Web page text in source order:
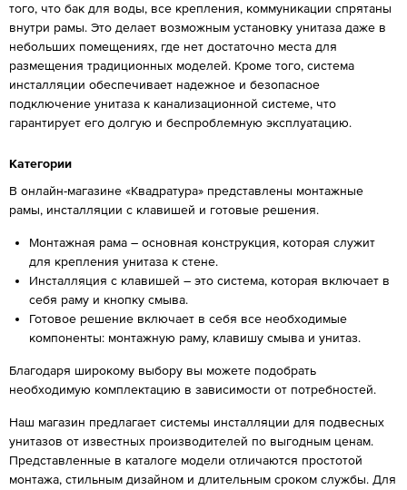
того, что бак для воды, все крепления, коммуникации спрятаны
внутри рамы. Это делает возможным установку унитаза даже в
небольших помещениях, где нет достаточно места для
размещения традиционных моделей. Кроме того, система
инсталляции обеспечивает надежное и безопасное
подключение унитаза к канализационной системе, что
гарантирует его долгую и беспроблемную эксплуатацию.
Категории
В онлайн-магазине «Квадратура» представлены монтажные
рамы, инсталляции с клавишей и готовые решения.
Монтажная рама – основная конструкция, которая служит
для крепления унитаза к стене.
Инсталляция с клавишей – это система, которая включает в
себя раму и кнопку смыва.
Готовое решение включает в себя все необходимые
компоненты: монтажную раму, клавишу смыва и унитаз.
Благодаря широкому выбору вы можете подобрать
необходимую комплектацию в зависимости от потребностей.
Наш магазин предлагает системы инсталляции для подвесных
унитазов от известных производителей по выгодным ценам.
Представленные в каталоге модели отличаются простотой
монтажа, стильным дизайном и длительным сроком службы. Для